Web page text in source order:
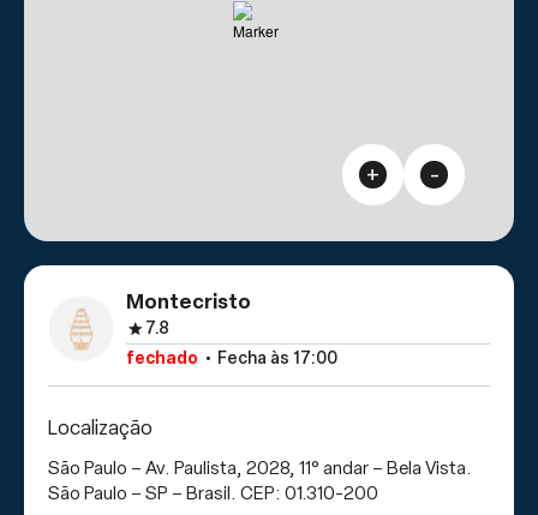
+ -
Montecristo
7.8
fechado
Fecha às 17:00
Localização
São Paulo – Av. Paulista, 2028, 11° andar – Bela Vista.
São Paulo – SP – Brasil. CEP: 01.310-200